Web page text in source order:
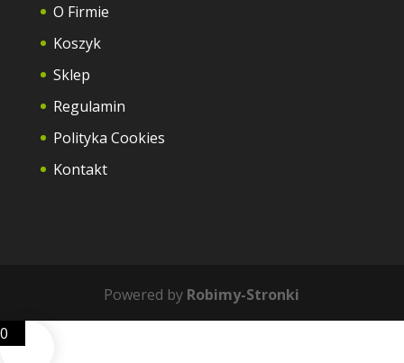
O Firmie
Koszyk
Sklep
Regulamin
Polityka Cookies
Kontakt
Powered by Robimy-Stronki
0